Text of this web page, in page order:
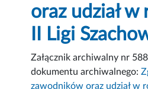
oraz udział
II Ligi
Załącznik archiwalny nr
dokumentu archiwalnego:
zawodników oraz udział w